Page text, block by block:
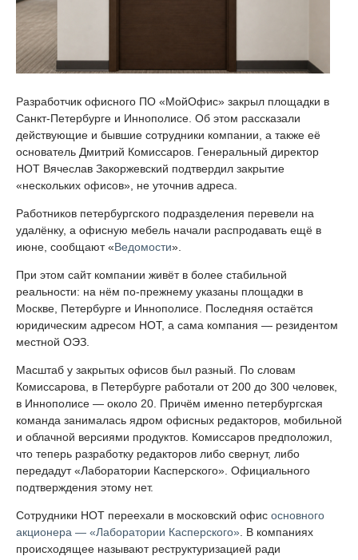
Разработчик офисного ПО «МойОфис» закрыл площадки в
Санкт-Петербурге и Иннополисе. Об этом рассказали
действующие и бывшие сотрудники компании, а также её
основатель Дмитрий Комиссаров. Генеральный директор
НОТ Вячеслав Закоржевский подтвердил закрытие
«нескольких офисов», не уточнив адреса.
Работников петербургского подразделения перевели на
удалёнку, а офисную мебель начали распродавать ещё в
июне, сообщают «Ведомости».
При этом сайт компании живёт в более стабильной
реальности: на нём по-прежнему указаны площадки в
Москве, Петербурге и Иннополисе. Последняя остаётся
юридическим адресом НОТ, а сама компания — резидентом
местной ОЭЗ.
Масштаб у закрытых офисов был разный. По словам
Комиссарова, в Петербурге работали от 200 до 300 человек,
в Иннополисе — около 20. Причём именно петербургская
команда занималась ядром офисных редакторов, мобильной
и облачной версиями продуктов. Комиссаров предположил,
что теперь разработку редакторов либо свернут, либо
передадут «Лаборатории Касперского». Официального
подтверждения этому нет.
Сотрудники НОТ переехали в московский офис основного
акционера — «Лаборатории Касперского» . В компаниях
происходящее называют реструктуризацией ради